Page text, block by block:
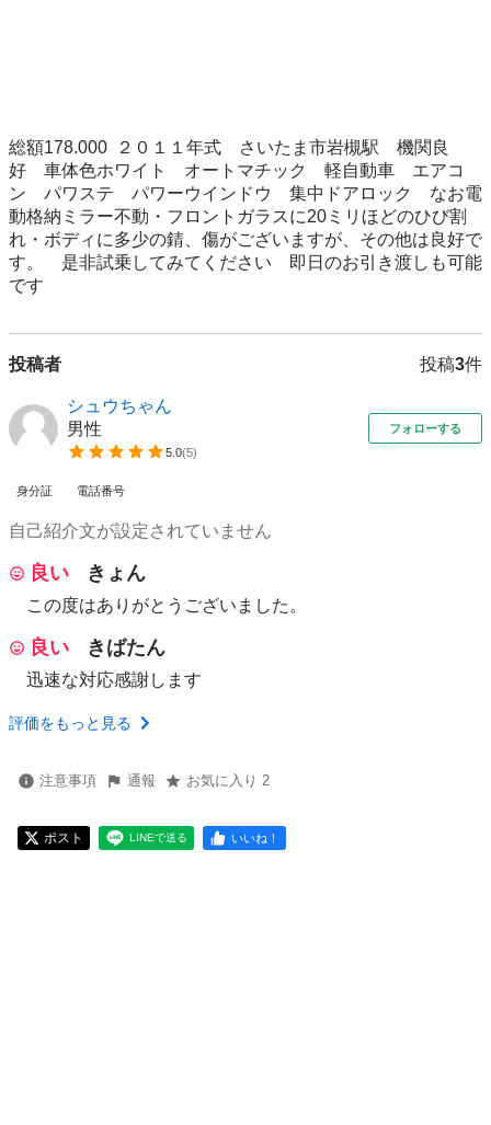
総額178.000  ２０１１年式　さいたま市岩槻駅　機関良
好　車体色ホワイト　オートマチック　軽自動車　エアコ
ン　パワステ　パワーウインドウ　集中ドアロック　なお電
動格納ミラー不動・フロントガラスに20ミリほどのひび割
れ・ボディに多少の錆、傷がございますが、その他は良好で
す。　是非試乗してみてください　即日のお引き渡しも可能
です
投稿者 投稿3件
シュウちゃん
男性
5.0(5)
フォローする
身分証 電話番号
自己紹介文が設定されていません
良い きょん
この度はありがとうございました。
良い きばたん
迅速な対応感謝します
評価をもっと見る
注意事項 通報 お気に入り 2
ポスト LINEで送る いいね！